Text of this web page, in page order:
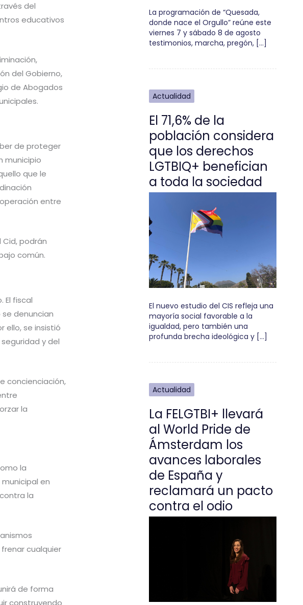
del
educativos
del Gobierno,
de Abogados
de proteger
municipio
que le
entre
podrán
común.
El fiscal
denuncian
ello, se insistió
y del
concienciación,
la
la
en
la
cualquier
de forma
La programación de “Quesada,
donde nace el Orgullo” reúne este
viernes 7 y sábado 8 de agosto
testimonios, marcha, pregón, […]
Actualidad
El 71,6% de la
población considera
que los derechos
LGTBIQ+ benefician
a toda la sociedad
El nuevo estudio del CIS refleja una
mayoría social favorable a la
igualdad, pero también una
profunda brecha ideológica y […]
Actualidad
La FELGTBI+ llevará
al World Pride de
Ámsterdam los
avances laborales
de España y
reclamará un pacto
contra el odio